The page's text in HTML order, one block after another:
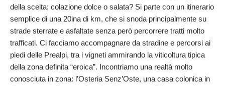
della scelta: colazione dolce o salata? Si parte con un itinerario
semplice di una 20ina di km, che si snoda principalmente su
strade sterrate e asfaltate senza però percorrere tratti molto
trafficati. Ci facciamo accompagnare da stradine e percorsi ai
piedi delle Prealpi, tra i vigneti ammirando la viticoltura tipica
della zona definita “eroica”. Incontriamo una realtà molto
conosciuta in zona: l’Osteria Senz’Oste, una casa colonica in